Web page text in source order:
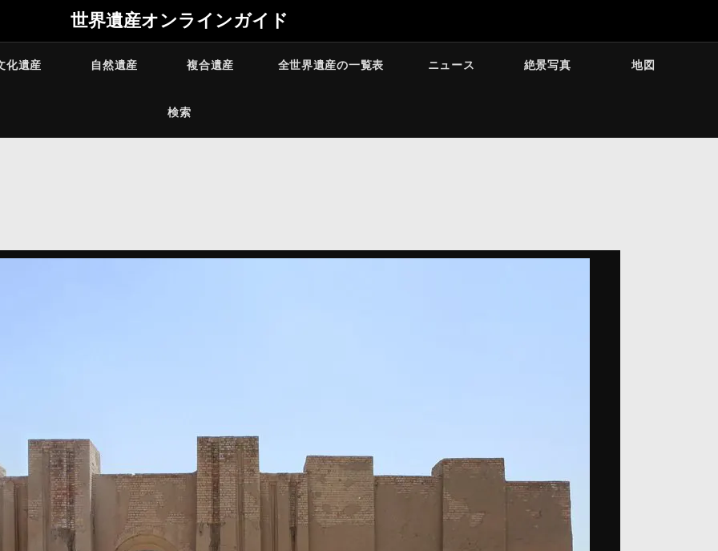
世界遺産オンラインガイド
化遺産 自然遺産 複合遺産 全世界遺産の一覧表 ニュース 絶景写真 地図
検索